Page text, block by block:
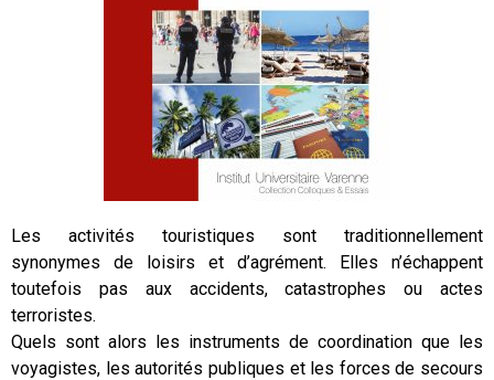
Les activités touristiques sont traditionnellement
synonymes de loisirs et d’agrément. Elles n’échappent
toutefois pas aux accidents, catastrophes ou actes
terroristes.
Quels sont alors les instruments de coordination que les
voyagistes, les autorités publiques et les forces de secours